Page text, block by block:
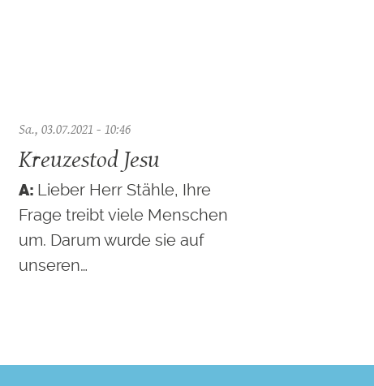
Sa., 03.07.2021 - 10:46
Kreuzestod Jesu
Lieber Herr Stähle, Ihre
Frage treibt viele Menschen
um. Darum wurde sie auf
unseren…